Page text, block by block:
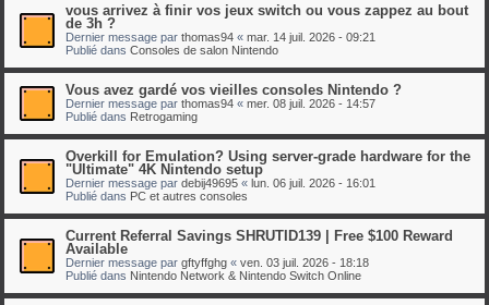
vous arrivez à finir vos jeux switch ou vous zappez au bout
de 3h ?
Dernier message par thomas94 « mar. 14 juil. 2026 - 09:21
Publié dans Consoles de salon Nintendo
Vous avez gardé vos vieilles consoles Nintendo ?
Dernier message par thomas94 « mer. 08 juil. 2026 - 14:57
Publié dans Retrogaming
Overkill for Emulation? Using server-grade hardware for the
"Ultimate" 4K Nintendo setup
Dernier message par debij49695 « lun. 06 juil. 2026 - 16:01
Publié dans PC et autres consoles
Current Referral Savings SHRUTID139 | Free $100 Reward
Available
Dernier message par gftyffghg « ven. 03 juil. 2026 - 18:18
Publié dans Nintendo Network & Nintendo Switch Online